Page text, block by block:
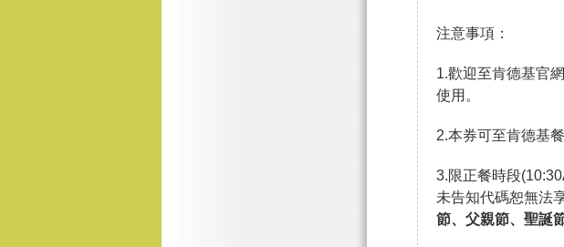
注意事項：
1.歡迎至肯德基官
使用。
2.本券可至肯德基
3.限正餐時段
未告知代碼恕無法
節、父親節、聖誕